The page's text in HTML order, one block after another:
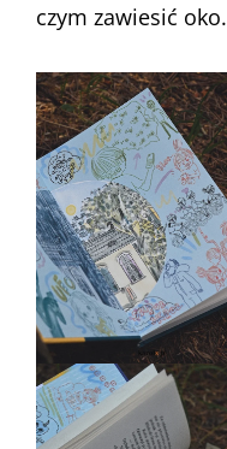
czym zawiesić oko.